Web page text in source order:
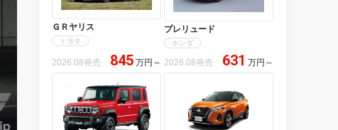
ＧＲヤリス
トヨタ
2026.08発売 845 万円 ～
プレリュード
ホンダ
2026.08発売 631 万円 ～